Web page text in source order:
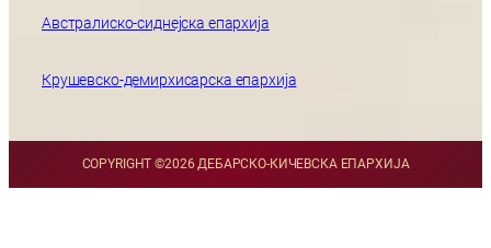
Австралиско-сиднејска епархија
Крушевско-демирхисарска епархија
COPYRIGHT ©2026 ДЕБАРСКО-КИЧЕВСКА ЕПАРХИЈА